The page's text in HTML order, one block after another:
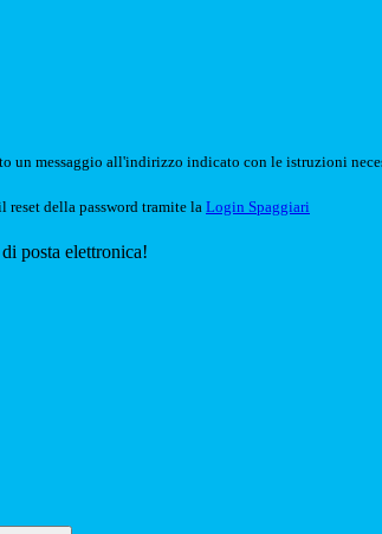
un messaggio all'indirizzo indicato con le istruzioni
reset della password tramite la Login Spaggiari
posta elettronica!